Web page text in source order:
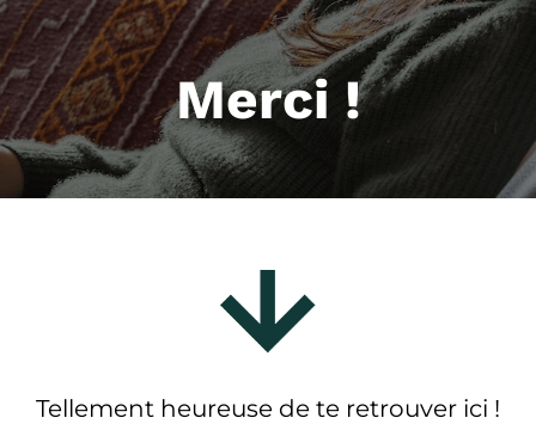
Merci !
Tellement heureuse de te retrouver ici !